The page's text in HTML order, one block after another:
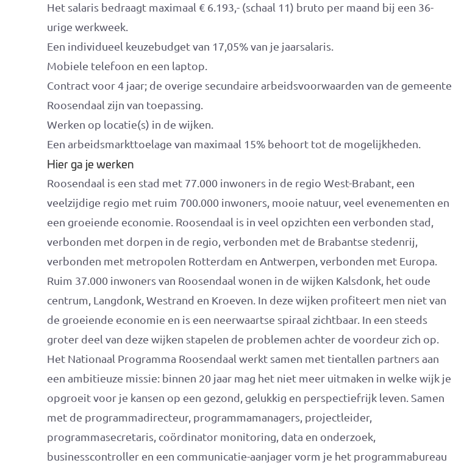
Het salaris bedraagt maximaal € 6.193,- (schaal 11) bruto per maand bij een 36-
urige werkweek.
Een individueel keuzebudget van 17,05% van je jaarsalaris.
Mobiele telefoon en een laptop.
Contract voor 4 jaar; de overige secundaire arbeidsvoorwaarden van de gemeente
Roosendaal zijn van toepassing.
Werken op locatie(s) in de wijken.
Een arbeidsmarkttoelage van maximaal 15% behoort tot de mogelijkheden.
Hier ga je werken
Roosendaal is een stad met 77.000 inwoners in de regio West-Brabant, een
veelzijdige regio met ruim 700.000 inwoners, mooie natuur, veel evenementen en
een groeiende economie. Roosendaal is in veel opzichten een verbonden stad,
verbonden met dorpen in de regio, verbonden met de Brabantse stedenrij,
verbonden met metropolen Rotterdam en Antwerpen, verbonden met Europa.
Ruim 37.000 inwoners van Roosendaal wonen in de wijken Kalsdonk, het oude
centrum, Langdonk, Westrand en Kroeven. In deze wijken profiteert men niet van
de groeiende economie en is een neerwaartse spiraal zichtbaar. In een steeds
groter deel van deze wijken stapelen de problemen achter de voordeur zich op.
Het Nationaal Programma Roosendaal werkt samen met tientallen partners aan
een ambitieuze missie: binnen 20 jaar mag het niet meer uitmaken in welke wijk je
opgroeit voor je kansen op een gezond, gelukkig en perspectiefrijk leven. Samen
met de programmadirecteur, programmamanagers, projectleider,
programmasecretaris, coördinator monitoring, data en onderzoek,
businesscontroller en een communicatie-aanjager vorm je het programmabureau